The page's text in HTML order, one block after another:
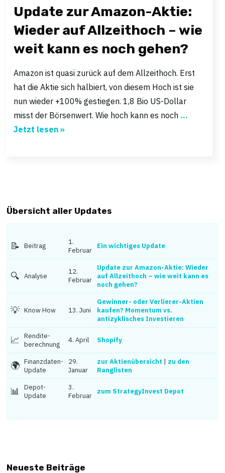
Update zur Amazon-Aktie:
Wieder auf Allzeithoch – wie
weit kann es noch gehen?
Amazon ist quasi zurück auf dem Allzeithoch. Erst
hat die Aktie sich halbiert, von diesem Hoch ist sie
nun wieder +100% gestiegen. 1,8 Bio US-Dollar
misst der Börsenwert. Wie hoch kann es noch ...
Jetzt lesen »
Übersicht aller Updates
📝 Beitrag
1.
Februar
Ein wichtiges Update
🔍 Analyse
12.
Februar
Update zur Amazon-Aktie: Wieder
auf Allzeithoch – wie weit kann es
noch gehen?
💡 Know How 13. Juni
Gewinner- oder Verlierer-Aktien
kaufen? Momentum vs.
antizyklisches Investieren
📈
Rendite­
berechnung
4. April Shopify
🌍 Finanzdaten-
Update
29.
Januar
zur Aktienübersicht | zu den
Ranglisten
📊
Depot-
Update
3.
Februar
zum StrategyInvest Depot
Neueste Beiträge